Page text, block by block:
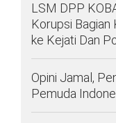
LSM DPP
Korupsi Bagian
ke Kejati Dan
Opini Jamal,
Pemuda